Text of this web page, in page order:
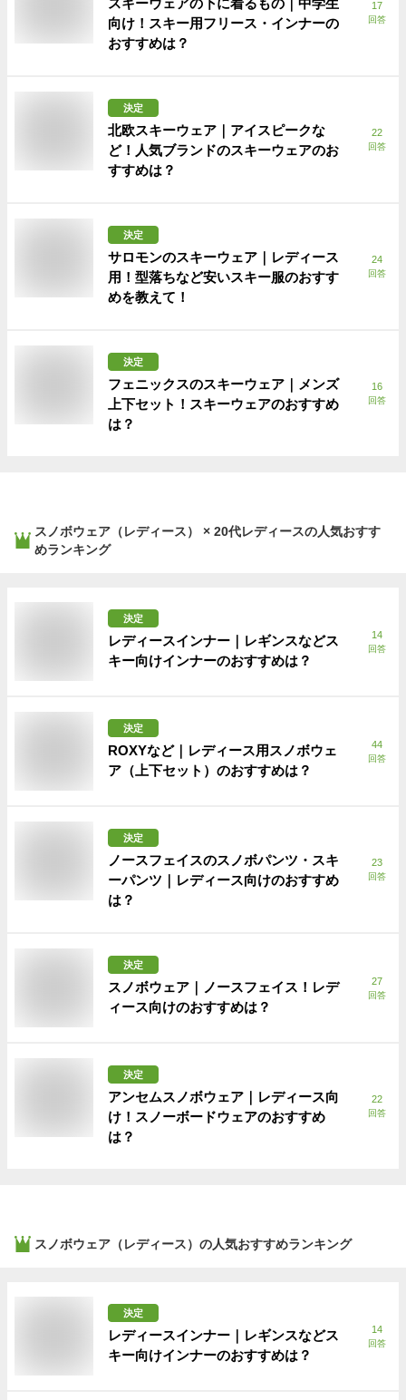
向け！スキー用フリース・インナーの
おすすめは？
17
回答
決定
北欧スキーウェア｜アイスピークな
ど！人気ブランドのスキーウェアのお
すすめは？
22
回答
決定
サロモンのスキーウェア｜レディース
用！型落ちなど安いスキー服のおすす
めを教えて！
24
回答
決定
フェニックスのスキーウェア｜メンズ
上下セット！スキーウェアのおすすめ
は？
16
回答
スノボウェア（レディース） × 20代レディースの人気おすす
めランキング
決定
レディースインナー｜レギンスなどス
キー向けインナーのおすすめは？
14
回答
決定
ROXYなど｜レディース用スノボウェ
ア（上下セット）のおすすめは？
44
回答
決定
ノースフェイスのスノボパンツ・スキ
ーパンツ｜レディース向けのおすすめ
は？
23
回答
決定
スノボウェア｜ノースフェイス！レデ
ィース向けのおすすめは？
27
回答
決定
アンセムスノボウェア｜レディース向
け！スノーボードウェアのおすすめ
は？
22
回答
スノボウェア（レディース） の人気おすすめランキング
決定
レディースインナー｜レギンスなどス
キー向けインナーのおすすめは？
14
回答